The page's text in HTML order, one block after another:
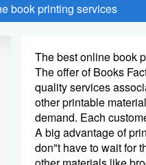
book printing services
The best online book
The offer of Books
quality services
other printable
demand. Each
A big advantage of
don"t have to wait for